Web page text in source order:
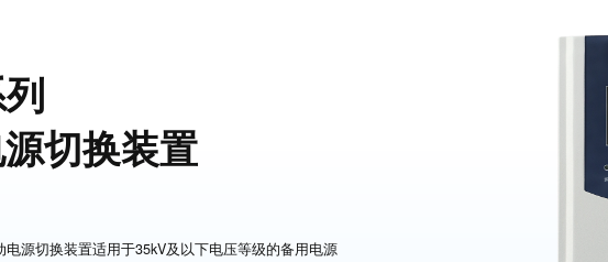
切换装置
电源切换装置适用于35kV及以下电压等级的备用电源